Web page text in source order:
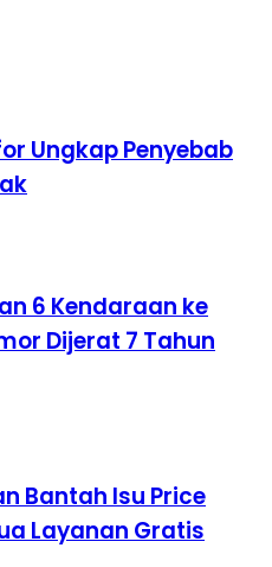
Ungkap Penyebab
6 Kendaraan ke
Dijerat 7 Tahun
Bantah Isu Price
Layanan Gratis